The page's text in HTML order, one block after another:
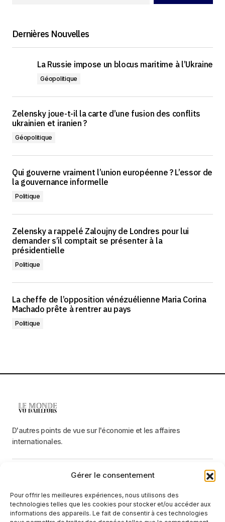
Gérer le consentement
Pour offrir les meilleures expériences, nous utilisons des
technologies telles que les cookies pour stocker et/ou accéder aux
informations des appareils. Le fait de consentir à ces technologies
Dernières Nouvelles
La Russie impose un blocus maritime à l’Ukraine
Géopolitique
Zelensky joue-t-il la carte d’une fusion des conflits
ukrainien et iranien ?
Géopolitique
Qui gouverne vraiment l’union européenne ? L’essor de
la gouvernance informelle
Politique
Zelensky a rappelé Zaloujny de Londres pour lui
demander s’il comptait se présenter à la
présidentielle
Politique
La cheffe de l’opposition vénézuélienne Maria Corina
Machado prête à rentrer au pays
Politique
D'autres points de vue sur l'économie et les affaires
internationales.
Catégories